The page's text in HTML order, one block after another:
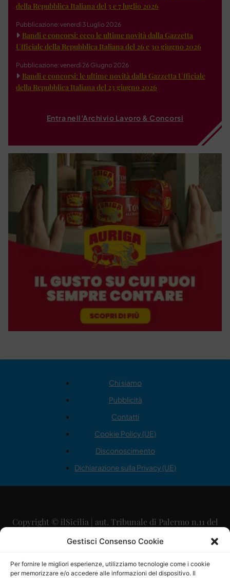
Gestisci Consenso Cookie
Per fornire le migliori esperienze, utilizziamo tecnologie come i cookie
per memorizzare e/o accedere alle informazioni del dispositivo. Il
della Repubblica Italiana del 3 e 7 luglio 2026
Pubblicazione: venerdì 3 Luglio 2026
Bandi e concorsi: ecco le ultime novità dalla Gazzetta
Ufficiale della Repubblica Italiana del 26 e 30 giugno 2026
Pubblicazione: venerdì 26 Giugno 2026
Bandi e concorsi: le ultime novità dalla Gazzetta Ufficiale
della Repubblica Italiana del 23 giugno 2026
Entra nell'Archivio Lavoro & Concorsi
Chi siamo
Pubblicità
Contatti
Cookie Policy (UE)
Disconoscimento
Dichiarazione sulla Privacy (UE)
Copyright © ilSicilia | aut. Tribunale di Palermo n.11 del
29/09/2015